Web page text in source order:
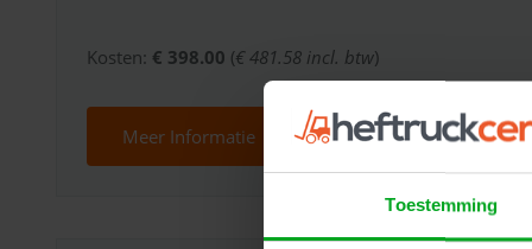
Toestemming
Kosten: € 398.00 (€ 481.58 incl. btw)
Meer Informatie